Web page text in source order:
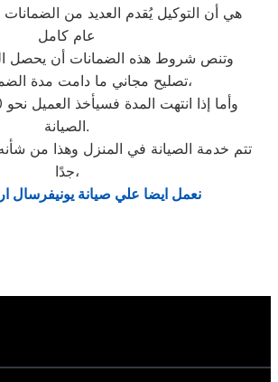
هي أن التوكيل يُقدم العديد من الضمانات
عام كامل
وتنص شروط هذه الضمانات أن يحصل
تصليح مجاني ما دامت مدة الضمان سارية،
الصيانة.
تتم خدمة الصيانة في المنزل وهذا من
جدًا،
نعمل ايضا علي صيانة يونيفرسال